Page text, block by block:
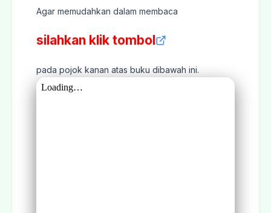
Agar memudahkan dalam membaca
silahkan klik tombol
pada pojok kanan atas buku dibawah ini.